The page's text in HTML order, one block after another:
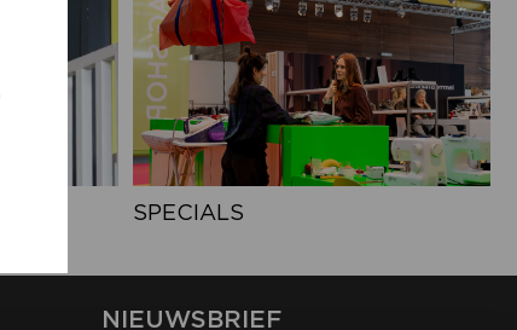
SPECIALS
NIEUWSBRIEF